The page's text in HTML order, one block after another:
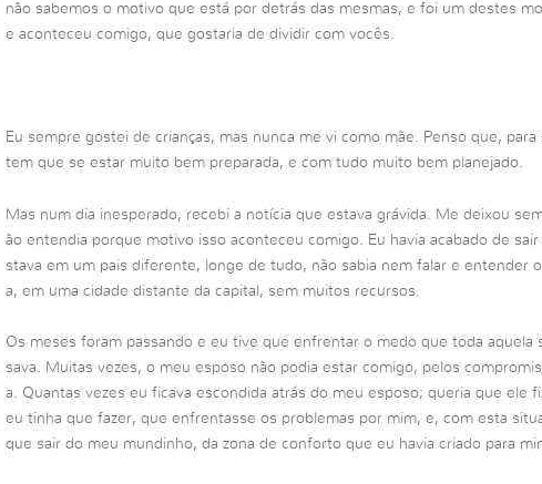
não sabemos o motivo que está por detrás das mesmas, e foi um destes
e aconteceu comigo, que gostaria de dividir com vocês.
Eu sempre gostei de crianças, mas nunca me vi como mãe. Penso que, para
tem que se estar muito bem preparada, e com tudo muito bem planejado.
Mas num dia inesperado, recebi a notícia que estava grávida. Me deixou
ão entendia porque motivo isso aconteceu comigo. Eu havia acabado de sair
stava em um pais diferente, longe de tudo, não sabia nem falar e entender
a, em uma cidade distante da capital, sem muitos recursos.
Os meses foram passando e eu tive que enfrentar o medo que toda aquela
sava. Muitas vezes, o meu esposo não podia estar comigo, pelos
a. Quantas vezes eu ficava escondida atrás do meu esposo; queria que ele
eu tinha que fazer, que enfrentasse os problemas por mim, e, com esta
que sair do meu mundinho, da zona de conforto que eu havia criado para